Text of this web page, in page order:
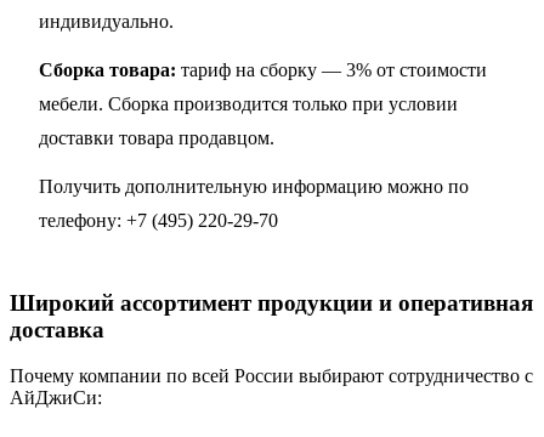
индивидуально.
Сборка товара: тариф на сборку — 3% от стоимости
мебели. Сборка производится только при условии
доставки товара продавцом.
Получить дополнительную информацию можно по
телефону: +7 (495) 220-29-70
Широкий ассортимент продукции и оперативная
доставка
Почему компании по всей России выбирают сотрудничество с
АйДжиСи: